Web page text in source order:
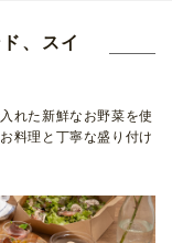
、スイ
れた新鮮なお野菜を使
料理と丁寧な盛り付け